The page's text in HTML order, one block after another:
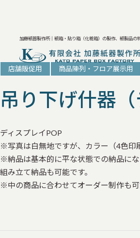
加藤紙器製作所｜紙箱・貼り箱（化粧箱）の製作、紙製品の
店舗販促用 商品陳列・フロア展示用
吊り下げ什器
ディスプレイPOP
※写真は白無地ですが、カラー（4色印
※納品は基本的に平な状態での納品にな
組み立て納品も可能です。
※中の商品に合わせてオーダー制作も可